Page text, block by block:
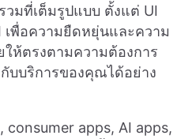
วมที่เต็มรูปแบบ ตั้งแต่ UI
เพื่อความยืดหยุ่นและความ
ให้ตรงตามความต้องการ
บบริการของคุณได้อย่าง
consumer apps, AI apps,